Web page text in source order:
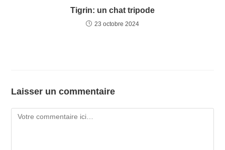
Tigrin: un chat tripode
23 octobre 2024
Laisser un commentaire